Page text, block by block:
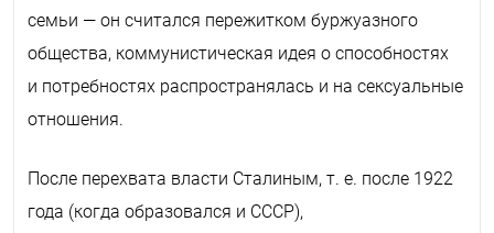
семьи — он считался пережитком буржуазного
общества, коммунистическая идея о способностях
и потребностях распространялась и на сексуальные
отношения.
После перехвата власти Сталиным, т. е. после 1922
года (когда образовался и СССР),